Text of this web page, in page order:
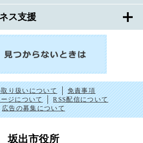
ス支援
り扱いについて
免責事項
ジについて
RSS配信について
広告の募集について
坂出市役所